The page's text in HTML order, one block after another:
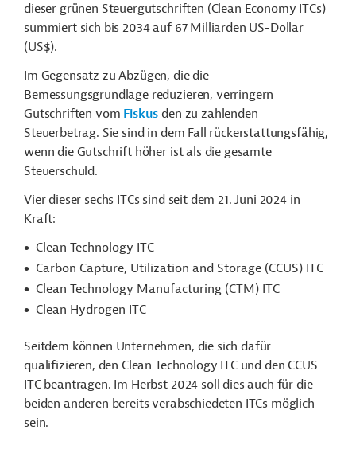
dieser grünen Steuergutschriften (Clean Economy ITCs)
summiert sich bis 2034 auf 67 Milliarden US-Dollar
(US$).
Im Gegensatz zu Abzügen, die die
Bemessungsgrundlage reduzieren, verringern
Gutschriften vom Fiskus den zu zahlenden
Steuerbetrag. Sie sind in dem Fall rückerstattungsfähig,
wenn die Gutschrift höher ist als die gesamte
Steuerschuld.
Vier dieser sechs ITCs sind seit dem 21. Juni 2024 in
Kraft:
Clean Technology ITC
Carbon Capture, Utilization and Storage (CCUS) ITC
Clean Technology Manufacturing (CTM) ITC
Clean Hydrogen ITC
Seitdem können Unternehmen, die sich dafür
qualifizieren, den Clean Technology ITC und den CCUS
ITC beantragen. Im Herbst 2024 soll dies auch für die
beiden anderen bereits verabschiedeten ITCs möglich
sein.